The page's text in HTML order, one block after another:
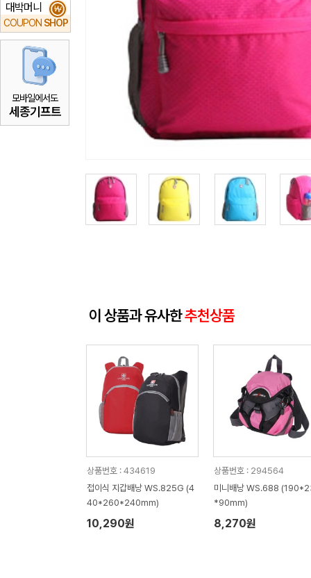
대박머니
COUPON SHOP
₩
모바일에서도
세종기프트
이 상품과 유사한추천상품
상품번호 : 434619
접이식 지갑배낭 WS.825G (4
40*260*240mm)
10,290원
상품번호 : 294564
미니배낭 WS.688
*90mm)
8,270원